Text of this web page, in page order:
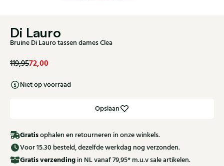
Di Lauro
Bruine Di Lauro tassen dames Clea
119,9572,00
Niet op voorraad
Opslaan
Gratisophalen en retourneren in onze winkels.
Voor 15.30 besteld, dezelfde werkdag nog verzonden.
Gratisverzending in NL vanaf 79,95* m.u.v sale artikelen.